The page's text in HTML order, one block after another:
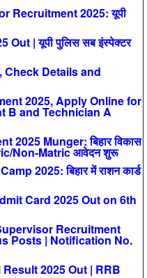
Recruitment 2025: यूपी
| यूपी पुलिस सब इंस्पेक्टर
Check Details and
2025, Apply Online for
B and Technician A
Munger: बिहार विकास
Non-Matric आवेदन शुरू
2025: बिहार में राशन कार्ड
Card 2025 Out on 6th
Recruitment
Posts | Notification No.
2025 Out | RRB